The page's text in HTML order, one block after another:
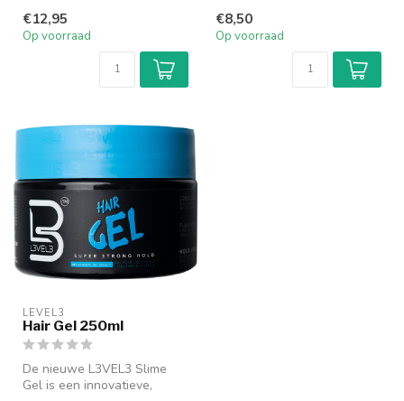
kaps...
€12,95
Op voorraad
Voedende crèmegel die de ...
€8,50
Op voorraad
LEVEL3
Hair Gel 250ml
De nieuwe L3VEL3 Slime
Gel is een innovatieve,